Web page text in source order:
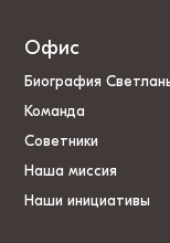
Офис
Биография
Команда
Советники
Наша миссия
Наши инициативы